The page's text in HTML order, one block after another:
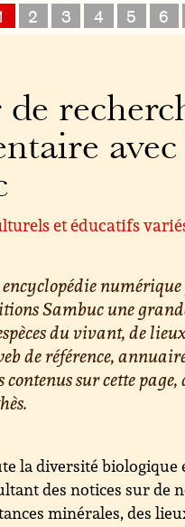
2 3 4 5 6
et éducatifs
Sambuc une
du vivant, de
de référence,
contenus sur cette
la diversité biologique
des notices sur de
minérales, des